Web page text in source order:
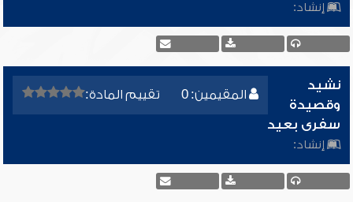
إنشاد:
المقيمين: 0 تقييم المادة:
نشيد
وقصيدة
سفرى بعيد
إنشاد: